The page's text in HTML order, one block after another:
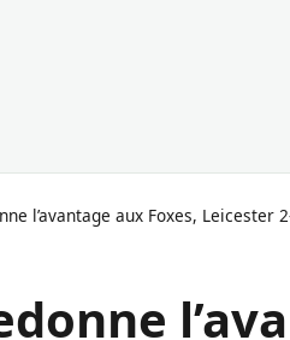
l’avantage aux Foxes, Leicester